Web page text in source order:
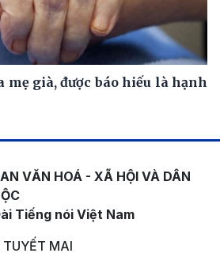
mẹ già, được báo hiếu là hạnh
VĂN HOÁ - XÃ HỘI VÀ DÂN
Tiếng nói Việt Nam
MAI